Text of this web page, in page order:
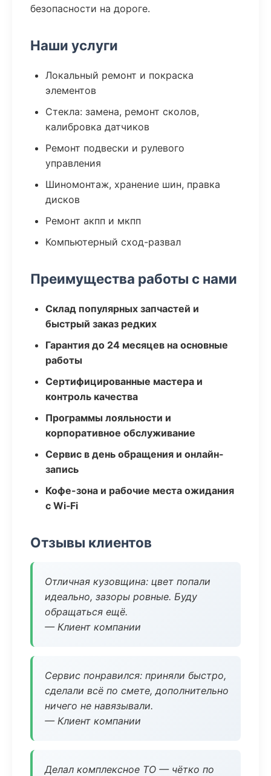
безопасности на дороге.
Наши услуги
Локальный ремонт и покраска
элементов
Стекла: замена, ремонт сколов,
калибровка датчиков
Ремонт подвески и рулевого
управления
Шиномонтаж, хранение шин, правка
дисков
Ремонт акпп и мкпп
Компьютерный сход-развал
Преимущества работы с нами
Склад популярных запчастей и
быстрый заказ редких
Гарантия до 24 месяцев на основные
работы
Сертифицированные мастера и
контроль качества
Программы лояльности и
корпоративное обслуживание
Сервис в день обращения и онлайн-
запись
Кофе-зона и рабочие места ожидания
с Wi‑Fi
Отзывы клиентов
Отличная кузовщина: цвет попали
идеально, зазоры ровные. Буду
обращаться ещё.
— Клиент компании
Сервис понравился: приняли быстро,
сделали всё по смете, дополнительно
ничего не навязывали.
— Клиент компании
Делал комплексное ТО — чётко по